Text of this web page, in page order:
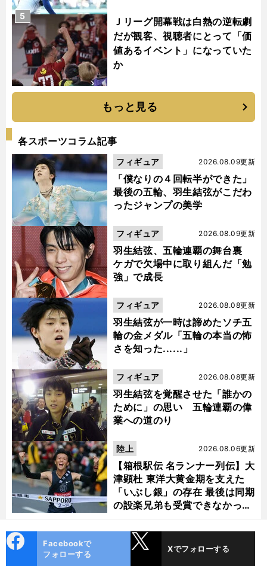
Ｊリーグ開幕戦は白熱の逆転劇
だが観客、視聴者にとって「価
値あるイベント」になっていた
か
5
もっと見る
各スポーツコラム記事
「僕なりの４回転半ができた」
最後の五輪、羽生結弦がこだわ
ったジャンプの美学
2026.08.09更新
フィギュア
羽生結弦、五輪連覇の舞台裏
ケガで欠場中に取り組んだ「勉
強」で成長
2026.08.09更新
フィギュア
羽生結弦が一時は諦めたソチ五
輪の金メダル「五輪の本当の怖
さを知った......」
2026.08.08更新
フィギュア
羽生結弦を覚醒させた「誰かの
ために」の思い 五輪連覇の偉
業への道のり
2026.08.08更新
フィギュア
【箱根駅伝 名ランナー列伝】大
津顕杜 東洋大黄金期を支えた
「いぶし銀」の存在 最後は同期
の設楽兄弟も受賞できなかった
金栗杯に輝く
2026.08.06更新
陸上
ok
Facebookで
フォローする
Xでフォローする